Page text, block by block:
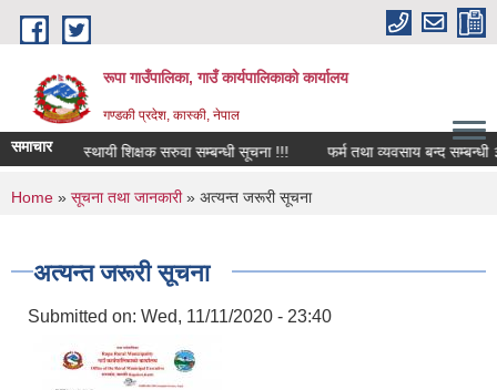
Skip to main content
रूपा गाउँपालिका, गाउँ कार्यपालिकाको कार्यालय
गण्डकी प्रदेश, कास्की, नेपाल
समाचार
पदमा स्थायी शिक्षक सरुवा सम्बन्धी सूचना !!! फर्म तथा व्यवसाय बन्द सम्बन्धी ३५
You are here
Home » सूचना तथा जानकारी» अत्यन्त जरूरी सूचना
अत्यन्त जरूरी सूचना
Submitted on: Wed, 11/11/2020 - 23:40